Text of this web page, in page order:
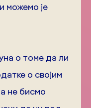
можемо је
о томе да ли
о својим
не бисмо